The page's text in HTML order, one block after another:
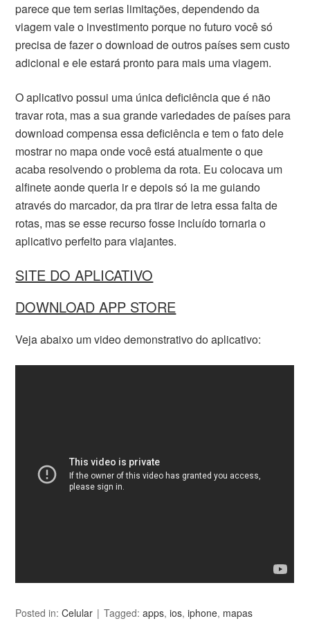
parece que tem serias limitações, dependendo da
viagem vale o investimento porque no futuro você só
precisa de fazer o download de outros países sem custo
adicional e ele estará pronto para mais uma viagem.
O aplicativo possui uma única deficiência que é não
travar rota, mas a sua grande variedades de países para
download compensa essa deficiência e tem o fato dele
mostrar no mapa onde você está atualmente o que
acaba resolvendo o problema da rota. Eu colocava um
alfinete aonde queria ir e depois só ia me guiando
através do marcador, da pra tirar de letra essa falta de
rotas, mas se esse recurso fosse incluído tornaria o
aplicativo perfeito para viajantes.
SITE DO APLICATIVO
DOWNLOAD APP STORE
Veja abaixo um video demonstrativo do aplicativo:
Posted in:Celular Tagged:apps,ios,iphone, mapas